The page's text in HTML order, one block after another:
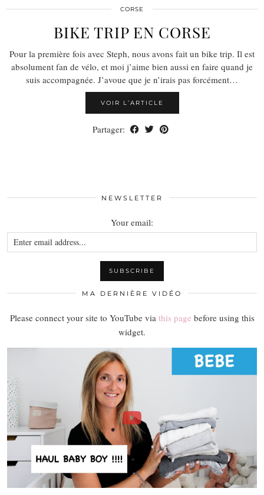
CORSE
BIKE TRIP EN CORSE
Pour la première fois avec Steph, nous avons fait un bike trip. Il est
absolument fan de vélo, et moi j’aime bien aussi en faire quand je
suis accompagnée. J’avoue que je n’irais pas forcément…
VOIR L’ARTICLE
Partager:
NEWSLETTER
Your email:
MA DERNIÈRE VIDÉO
Please connect your site to YouTube via this page before using this
widget.